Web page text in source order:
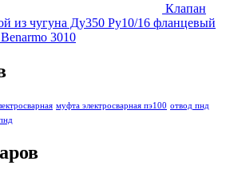
Клапан
из чугуна Ду350 Ру10/16 фланцевый
3010
муфта электросварная пэ100 отвод пнд